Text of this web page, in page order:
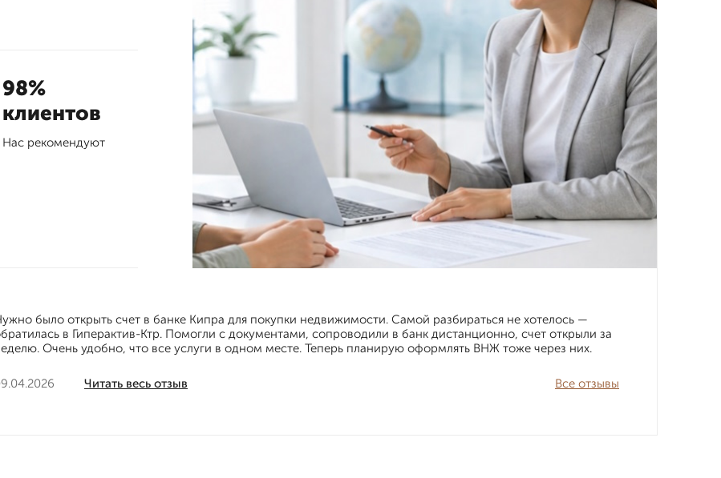
98%
клиентов
Нас рекомендуют
Читать весь отзыв Все отзывы
было открыть счет в банке Кипра для покупки недвижимости. Самой разбираться не хотелось —
в Гиперактив-Ктр. Помогли с документами, сопроводили в банк дистанционно, счет открыли за
Очень удобно, что все услуги в одном месте. Теперь планирую оформлять ВНЖ тоже через них.